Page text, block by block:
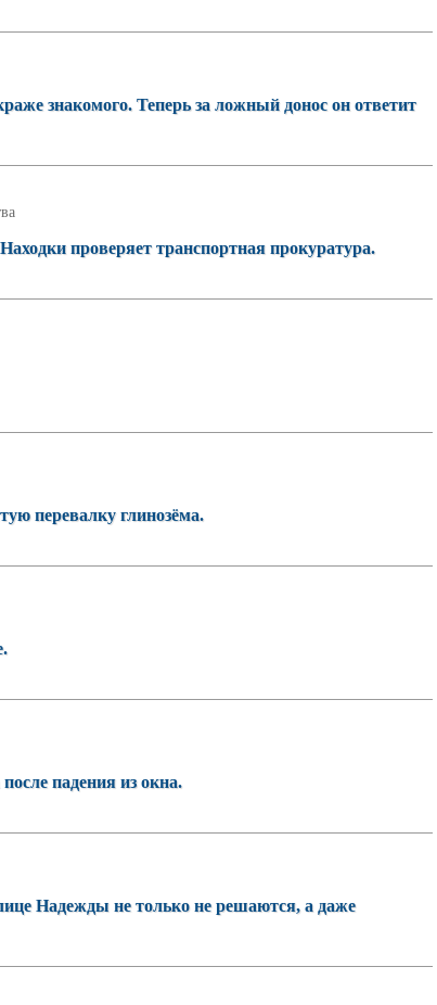
знакомого. Теперь за ложный донос он ответит
проверяет транспортная прокуратура.
перевалку глинозёма.
падения из окна.
Надежды не только не решаются, а даже